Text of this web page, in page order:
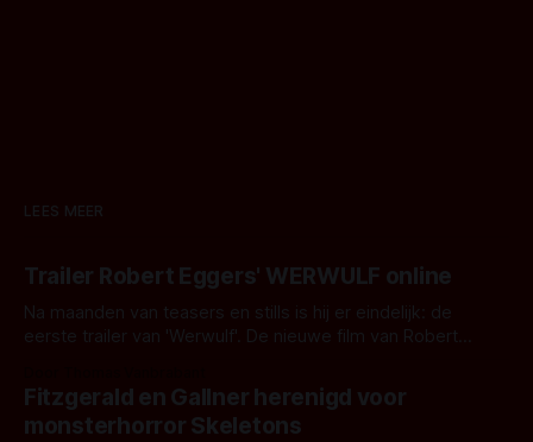
LEES MEER
Trailer Robert Eggers' WERWULF online
Na maanden van teasers en stills is hij er eindelijk: de
eerste trailer van 'Werwulf'. De nieuwe film van Robert
kille stijl vol folklore en mythe. Het topic deze keer is (kon
het het al raden?)... de weerwolf. Kijk je mee?
Fitzgerald en Gallner herenigd voor
monsterhorror Skeletons